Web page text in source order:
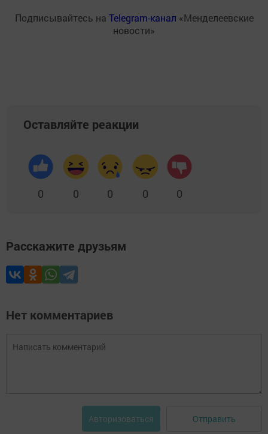
Подписывайтесь на Telegram-канал «Менделеевские
новости»
Оставляйте реакции
0 0 0 0 0
Расскажите друзьям
Нет комментариев
Авторизоваться Отправить